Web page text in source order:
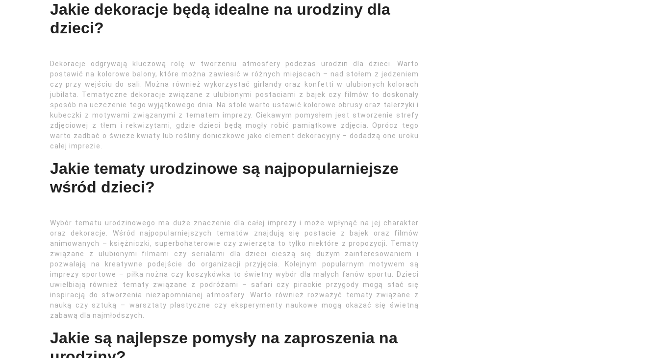
Jakie dekoracje będą idealne na urodziny dla
dzieci?
Dekoracje odgrywają kluczową rolę w tworzeniu atmosfery podczas urodzin dla dzieci. Warto
postawić na kolorowe balony, które można zawiesić w różnych miejscach – nad stołem z jedzeniem
czy przy wejściu do sali. Można również wykorzystać girlandy oraz konfetti w ulubionych kolorach
jubilata. Tematyczne dekoracje związane z ulubionymi postaciami z bajek czy filmów to doskonały
sposób na uczczenie tego wyjątkowego dnia. Na stole warto ustawić kolorowe obrusy oraz talerzyki i
kubeczki z motywami związanymi z tematem imprezy. Ciekawym pomysłem jest stworzenie strefy
zdjęciowej z tłem i rekwizytami, gdzie dzieci będą mogły robić pamiątkowe zdjęcia. Oprócz tego
warto zadbać o świeże kwiaty lub rośliny doniczkowe jako element dekoracyjny – dodadzą one uroku
całej imprezie.
Jakie tematy urodzinowe są najpopularniejsze
wśród dzieci?
Wybór tematu urodzinowego ma duże znaczenie dla całej imprezy i może wpłynąć na jej charakter
oraz dekoracje. Wśród najpopularniejszych tematów znajdują się postacie z bajek oraz filmów
animowanych – księżniczki, superbohaterowie czy zwierzęta to tylko niektóre z propozycji. Tematy
związane z ulubionymi filmami czy serialami dla dzieci cieszą się dużym zainteresowaniem i
pozwalają na kreatywne podejście do organizacji przyjęcia. Kolejnym popularnym motywem są
imprezy sportowe – piłka nożna czy koszykówka to świetny wybór dla małych fanów sportu. Dzieci
uwielbiają również tematy związane z podróżami – safari czy pirackie przygody mogą stać się
inspiracją do stworzenia niezapomnianej atmosfery. Warto również rozważyć tematy związane z
nauką czy sztuką – warsztaty plastyczne czy eksperymenty naukowe mogą okazać się świetną
zabawą dla najmłodszych.
Jakie są najlepsze pomysły na zaproszenia na